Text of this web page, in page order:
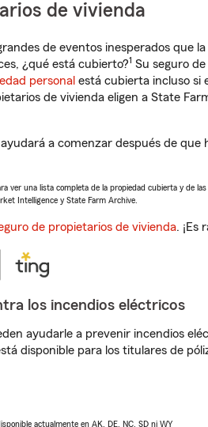
de vivienda
de eventos inesperados que
¿qué está cubierto?1 Su seguro
personal está cubierta incluso si
de vivienda eligen a State
a comenzar después de
ver una lista completa de la propiedad cubierta y de
Intelligence y State Farm Archive.
de propietarios de vivienda. ¡Es
los incendios eléctricos
ayudarle a prevenir incendios
disponible para los titulares de
actualmente en AK, DE, NC, SD ni WY